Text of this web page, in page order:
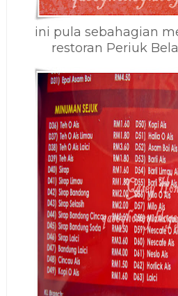
ini pula sebahagian
restoran Periuk